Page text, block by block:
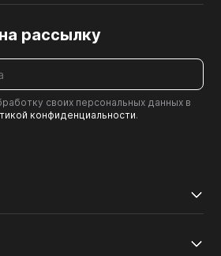
рассылку
своих персональных данных в
конфиденциальности.